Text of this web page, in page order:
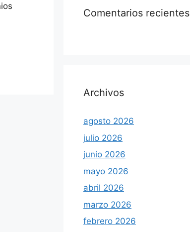
Comentarios recientes
Archivos
agosto 2026
julio 2026
junio 2026
mayo 2026
abril 2026
marzo 2026
febrero 2026